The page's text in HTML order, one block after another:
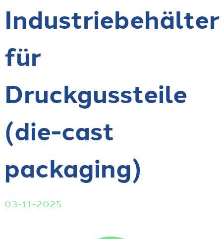
Industriebehälter
für
Druckgussteile
(die-cast
packaging)
03-11-2025